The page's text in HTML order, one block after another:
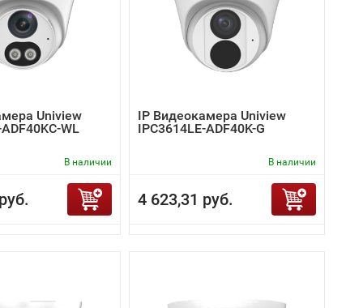
Uniview
WL
В наличии
IP Видеокамера Uniview
IPC3614LE-ADF40K-G
В наличии
4 623,31 руб.